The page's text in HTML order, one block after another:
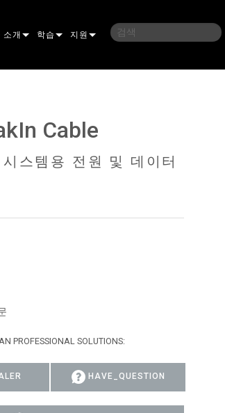
MODELS
소개 학습 지원
컨설턴트 포털
소프트웨어
지원 로그인
Cable
스템용 전원 및 데이터
PROFESSIONAL SOLUTIONS:
HAVE_QUESTION